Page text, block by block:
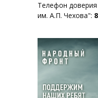
Телефон
им. А.П. Чехова":